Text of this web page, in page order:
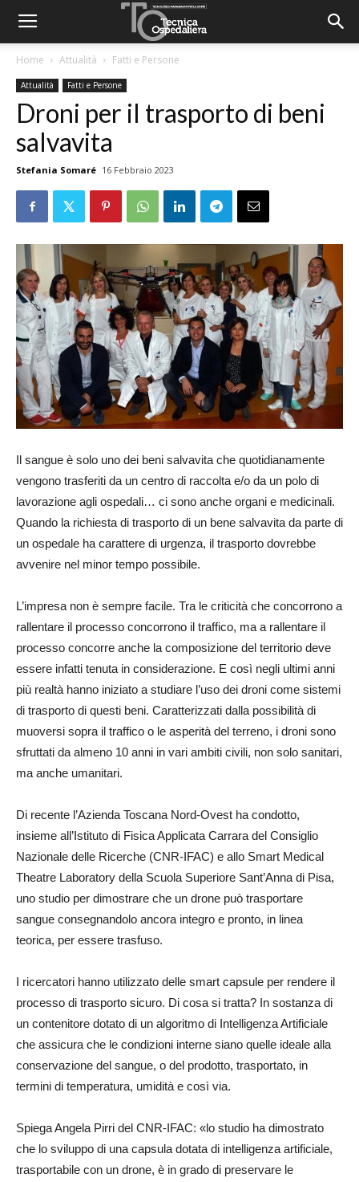
Home Attualità Fatti e Persone
Attualità Fatti e Persone
Droni per il trasporto di beni
salvavita
Stefania Somaré 16 Febbraio 2023
Il sangue è solo uno dei beni salvavita che quotidianamente
vengono trasferiti da un centro di raccolta e/o da un polo di
lavorazione agli ospedali… ci sono anche organi e medicinali.
Quando la richiesta di trasporto di un bene salvavita da parte di
un ospedale ha carattere di urgenza, il trasporto dovrebbe
avvenire nel minor tempo possibile.
L’impresa non è sempre facile. Tra le criticità che concorrono a
rallentare il processo concorrono il traffico, ma a rallentare il
processo concorre anche la composizione del territorio deve
essere infatti tenuta in considerazione. E così negli ultimi anni
più realtà hanno iniziato a studiare l’uso dei droni come sistemi
di trasporto di questi beni. Caratterizzati dalla possibilità di
muoversi sopra il traffico o le asperità del terreno, i droni sono
sfruttati da almeno 10 anni in vari ambiti civili, non solo sanitari,
ma anche umanitari.
Di recente l’Azienda Toscana Nord-Ovest ha condotto,
insieme all’Istituto di Fisica Applicata Carrara del Consiglio
Nazionale delle Ricerche (CNR-IFAC) e allo Smart Medical
Theatre Laboratory della Scuola Superiore Sant’Anna di Pisa,
uno studio per dimostrare che un drone può trasportare
sangue consegnandolo ancora integro e pronto, in linea
teorica, per essere trasfuso.
I ricercatori hanno utilizzato delle smart capsule per rendere il
processo di trasporto sicuro. Di cosa si tratta? In sostanza di
un contenitore dotato di un algoritmo di Intelligenza Artificiale
che assicura che le condizioni interne siano quelle ideale alla
conservazione del sangue, o del prodotto, trasportato, in
termini di temperatura, umidità e così via.
Spiega Angela Pirri del CNR-IFAC: «lo studio ha dimostrato
che lo sviluppo di una capsula dotata di intelligenza artificiale,
trasportabile con un drone, è in grado di preservare le